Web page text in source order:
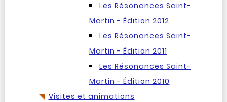
Les Résonances Saint-
Martin - Édition 2012
Les Résonances Saint-
Martin - Édition 2011
Les Résonances Saint-
Martin - Édition 2010
Visites et animations